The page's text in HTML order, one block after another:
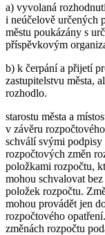
a) vyvolaná
i neúčelově určených
městu poukázány s
příspěvkovým
b) k čerpání a přijetí
zastupitelstvu města,
rozhodlo.
starostu města a
v závěru
schválí svými podpisy
rozpočtových změn
položkami rozpočtu,
mohou schvalovat
položek rozpočtu.
mohou provádět jen
rozpočtového
změnách rozpočtu